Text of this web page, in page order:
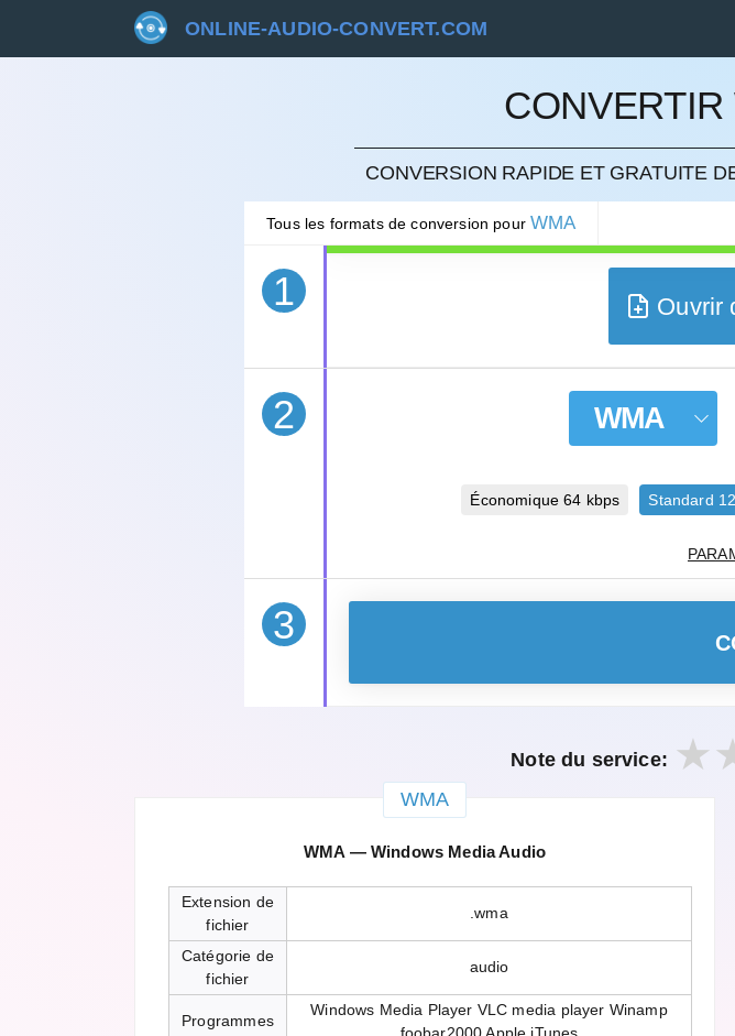
ONLINE-AUDIO-CONVERT.COM
CONVERSION RAPIDE ET GRATUITE
Tous les formats de conversion pourWMA
1
ANNULER
Ouvrir
2 WMA
Économique 64 kbps Standard
3
Note du service:
WMA
WMA — Windows Media Audio
Extension de
fichier
.wma
Catégorie de
fichier
audio
Programmes
Windows Media Player VLC media player Winamp